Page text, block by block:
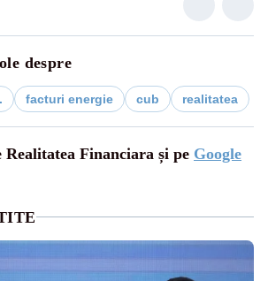
despre
. facturi energie cub realitatea
Financiara și pe Google